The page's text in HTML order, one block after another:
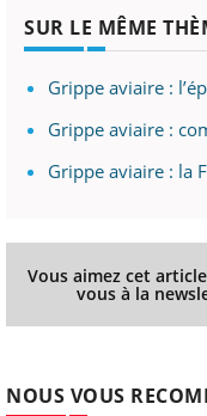
SUR LE MÊME
Grippe aviaire :
Grippe aviaire :
Grippe aviaire : la
Vous aimez cet
vous à la
NOUS VOUS